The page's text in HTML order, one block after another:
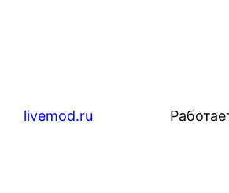
livemod.ru